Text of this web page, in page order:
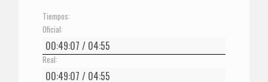
Tiempos:
Oficial:
Real: